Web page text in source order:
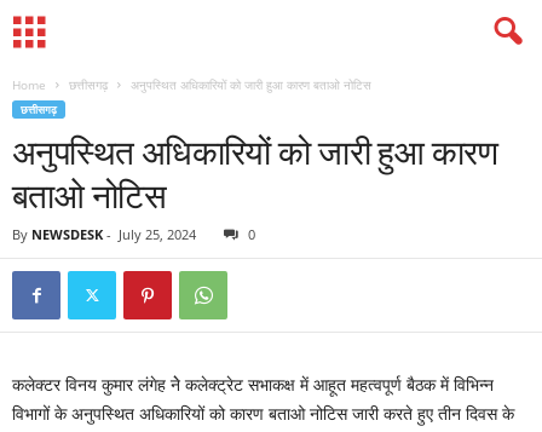
Home छत्तीसगढ़ अनुपस्थित अधिकारियों को जारी हुआ कारण बताओ नोटिस
छत्तीसगढ़
अनुपस्थित अधिकारियों को जारी हुआ कारण
बताओ नोटिस
By NEWSDESK - July 25, 2024 0
कलेक्टर विनय कुमार लंगेह नेे कलेक्ट्रेट सभाकक्ष में आहूत महत्वपूर्ण बैठक में विभिन्न
विभागों के अनुपस्थित अधिकारियों को कारण बताओ नोटिस जारी करते हुए तीन दिवस के